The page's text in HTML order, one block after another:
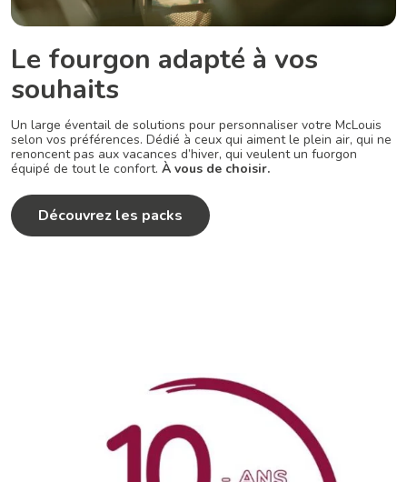
Le fourgon adapté à vos
souhaits
Un large éventail de solutions pour personnaliser votre McLouis
selon vos préférences. Dédié à ceux qui aiment le plein air, qui ne
renoncent pas aux vacances d’hiver, qui veulent un fuorgon
équipé de tout le confort. À vous de choisir.
Découvrez les packs